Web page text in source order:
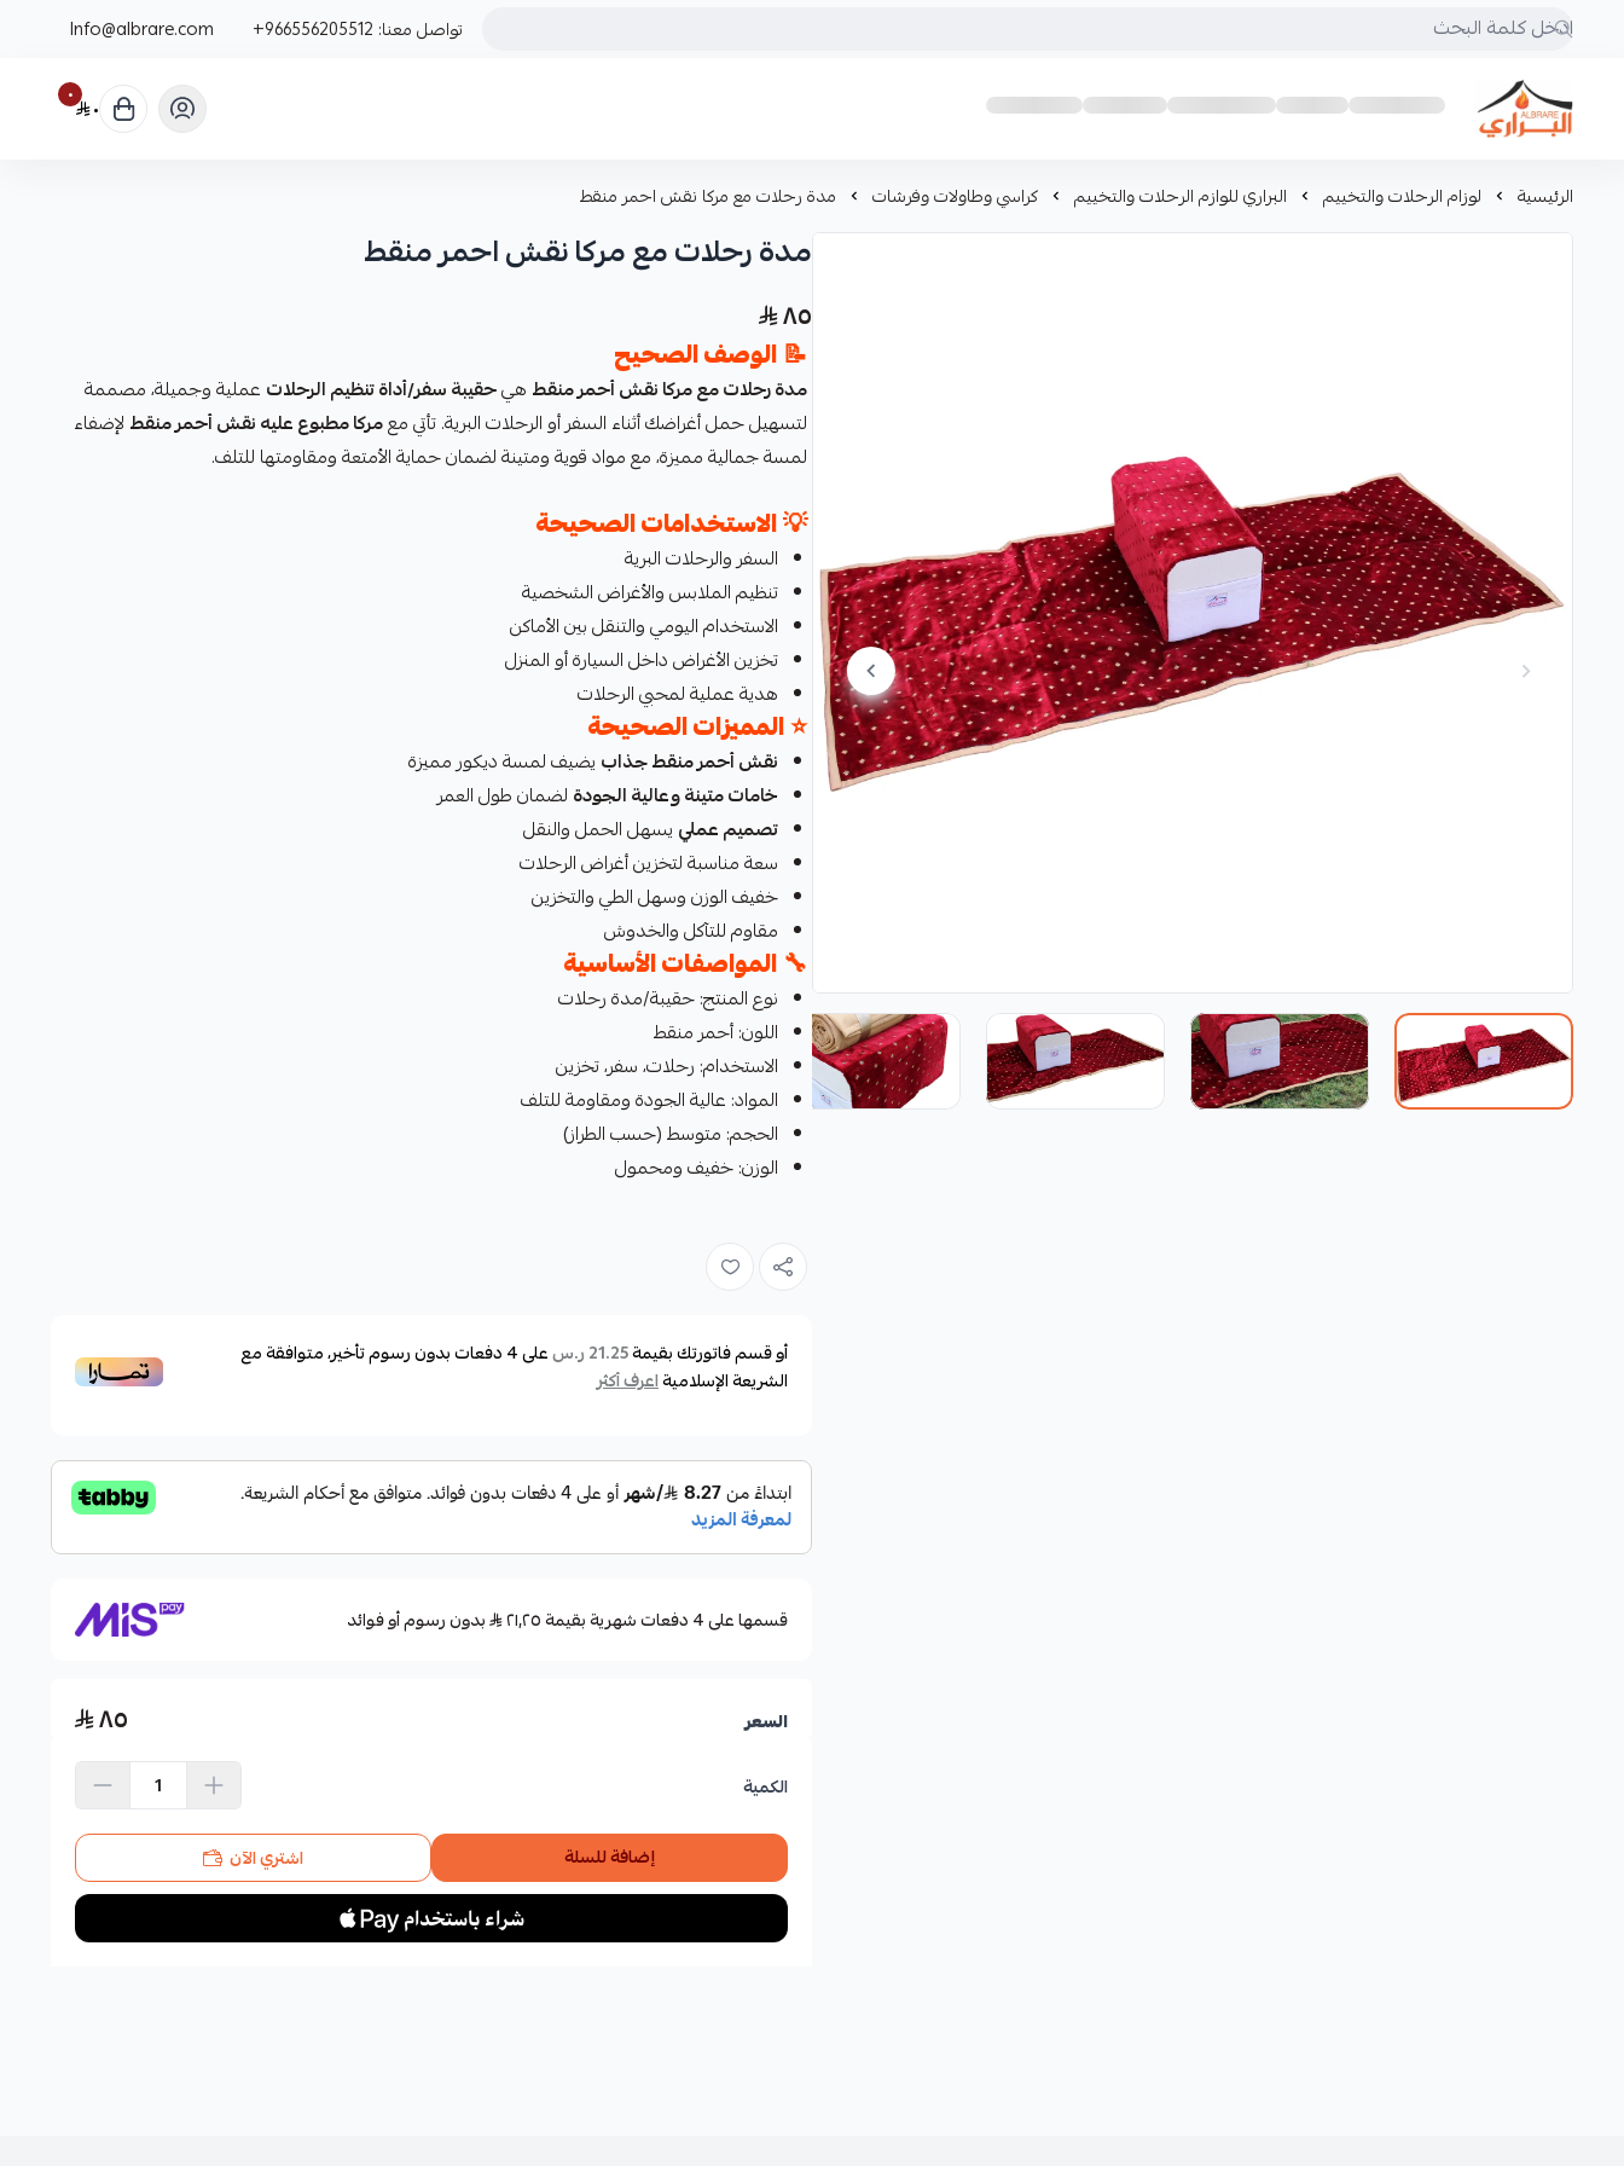
تواصل معنا: +966556205512
Info@albrare.com
البراري للرحلات
٠ ٠
الرئيسية لوزام الرحلات والتخييم البراري للوازم الرحلات والتخييم كراسي وطاولات وفرشات مدة رحلات مع مركا نقش احمر منقط
مدة رحلات مع مركا نقش احمر منقط
٨٥
📝الوصف الصحيح
مدة رحلات مع مركا نقش أحمر منقط هيحقيبة سفر/أداة تنظيم الرحلات عملية وجميلة، مصممة
لتسهيل حمل أغراضك أثناء السفر أو الرحلات البرية. تأتي معمركا مطبوع عليه نقش أحمر منقط لإضفاء
لمسة جمالية مميزة، مع مواد قوية ومتينة لضمان حماية الأمتعة ومقاومتها للتلف.
💡الاستخدامات الصحيحة
السفر والرحلات البرية
تنظيم الملابس والأغراض الشخصية
الاستخدام اليومي والتنقل بين الأماكن
تخزين الأغراض داخل السيارة أو المنزل
هدية عملية لمحبي الرحلات
⭐المميزات الصحيحة
نقش أحمر منقط جذاب يضيف لمسة ديكور مميزة
خامات متينة وعالية الجودة لضمان طول العمر
تصميم عملي يسهل الحمل والنقل
سعة مناسبة لتخزين أغراض الرحلات
خفيف الوزن وسهل الطي والتخزين
مقاوم للتآكل والخدوش
🔧المواصفات الأساسية
نوع المنتج: حقيبة/مدة رحلات
اللون: أحمر منقط
الاستخدام: رحلات، سفر، تخزين
المواد: عالية الجودة ومقاومة للتلف
الحجم: متوسط (حسب الطراز)
الوزن: خفيف ومحمول
أو قسم فاتورتك بقيمة21.25 ر.س على4دفعات بدون رسوم تأخير، متوافقة مع
الشريعة الإسلاميةاعرف أكثر
قسمها على 4 دفعات شهرية بقيمة ٢١٫٢٥ بدون رسوم أو فوائد
السعر ٨٥
الكمية
إضافة للسلة اشتري الآن